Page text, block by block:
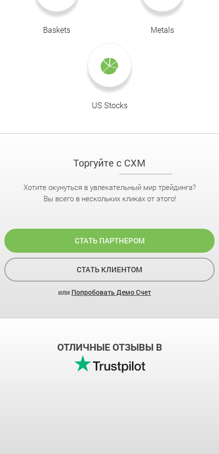
Baskets Metals
US Stocks
Торгуйте с CXM
Хотите окунуться в увлекательный мир трейдинга?
Вы всего в нескольких кликах от этого!
СТАТЬ ПАРТНЕРОМ
СТАТЬ КЛИЕНТОМ
или Попробовать Демо Счет
ОТЛИЧНЫЕ ОТЗЫВЫ В